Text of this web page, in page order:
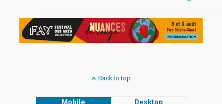
Back to top
Mobile Desktop